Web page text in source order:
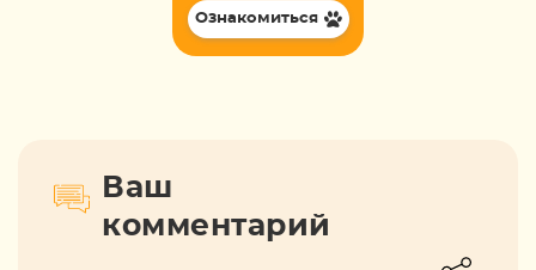
Ознакомиться
Ваш
комментарий